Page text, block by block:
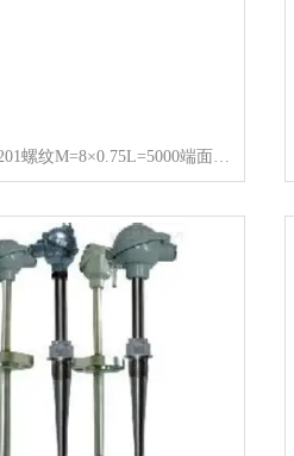
WZP2M-201螺纹M=8×0.75L=5000端面热电阻